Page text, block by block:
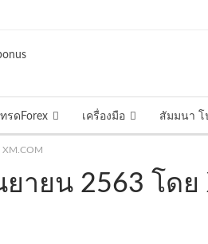
รดForex เครื่องมือ สัมมนา โ
ายน 2563 โดย